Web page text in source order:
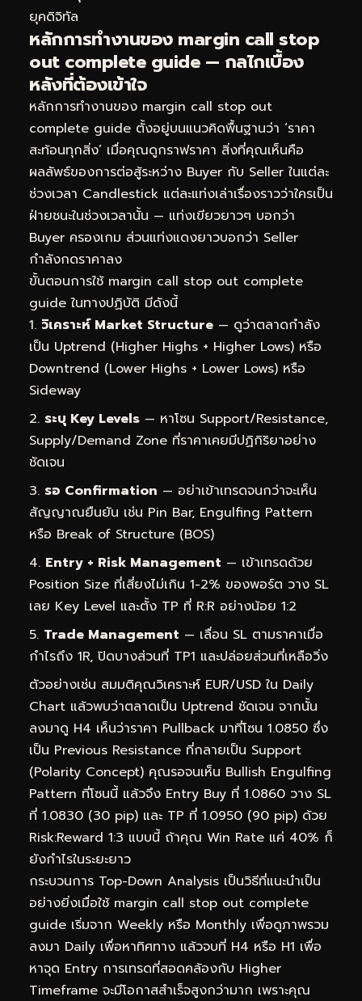
ยุคดิจิทัล
หลักการทำงานของ margin call stop
out complete guide — กลไกเบื้อง
หลังที่ต้องเข้าใจ
หลักการทำงานของ margin call stop out
complete guide ตั้งอยู่บนแนวคิดพื้นฐานว่า ‘ราคา
สะท้อนทุกสิ่ง’ เมื่อคุณดูกราฟราคา สิ่งที่คุณเห็นคือ
ผลลัพธ์ของการต่อสู้ระหว่าง Buyer กับ Seller ในแต่ละ
ช่วงเวลา Candlestick แต่ละแท่งเล่าเรื่องราวว่าใครเป็น
ฝ่ายชนะในช่วงเวลานั้น — แท่งเขียวยาวๆ บอกว่า
Buyer ครองเกม ส่วนแท่งแดงยาวบอกว่า Seller
กำลังกดราคาลง
ขั้นตอนการใช้ margin call stop out complete
guide ในทางปฏิบัติ มีดังนี้
วิเคราะห์ Market Structure — ดูว่าตลาดกำลัง
เป็น Uptrend (Higher Highs + Higher Lows) หรือ
Downtrend (Lower Highs + Lower Lows) หรือ
Sideway
ระบุ Key Levels — หาโซน Support/Resistance,
Supply/Demand Zone ที่ราคาเคยมีปฏิกิริยาอย่าง
ชัดเจน
รอ Confirmation — อย่าเข้าเทรดจนกว่าจะเห็น
สัญญาณยืนยัน เช่น Pin Bar, Engulfing Pattern
หรือ Break of Structure (BOS)
Entry + Risk Management — เข้าเทรดด้วย
Position Size ที่เสี่ยงไม่เกิน 1-2% ของพอร์ต วาง SL
เลย Key Level และตั้ง TP ที่ R:R อย่างน้อย 1:2
Trade Management — เลื่อน SL ตามราคาเมื่อ
กำไรถึง 1R, ปิดบางส่วนที่ TP1 และปล่อยส่วนที่เหลือวิ่ง
ตัวอย่างเช่น สมมติคุณวิเคราะห์ EUR/USD ใน Daily
Chart แล้วพบว่าตลาดเป็น Uptrend ชัดเจน จากนั้น
ลงมาดู H4 เห็นว่าราคา Pullback มาที่โซน 1.0850 ซึ่ง
เป็น Previous Resistance ที่กลายเป็น Support
(Polarity Concept) คุณรอจนเห็น Bullish Engulfing
Pattern ที่โซนนี้ แล้วจึง Entry Buy ที่ 1.0860 วาง SL
ที่ 1.0830 (30 pip) และ TP ที่ 1.0950 (90 pip) ด้วย
Risk:Reward 1:3 แบบนี้ ถ้าคุณ Win Rate แค่ 40% ก็
ยังกำไรในระยะยาว
กระบวนการ Top-Down Analysis เป็นวิธีที่แนะนำเป็น
อย่างยิ่งเมื่อใช้ margin call stop out complete
guide เริ่มจาก Weekly หรือ Monthly เพื่อดูภาพรวม
ลงมา Daily เพื่อหาทิศทาง แล้วจบที่ H4 หรือ H1 เพื่อ
หาจุด Entry การเทรดที่สอดคล้องกับ Higher
Timeframe จะมีโอกาสสำเร็จสูงกว่ามาก เพราะคุณ